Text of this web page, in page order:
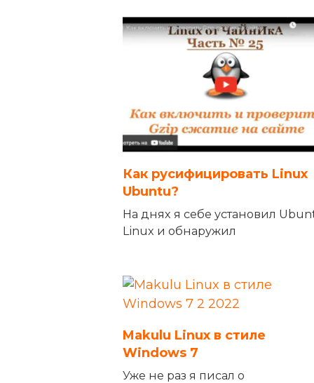
Как русифицировать Linux
Ubuntu?
На днях я себе установил
Linux и обнаружил
Makulu Linux в стиле
Windows 7
Уже не раз я писал о